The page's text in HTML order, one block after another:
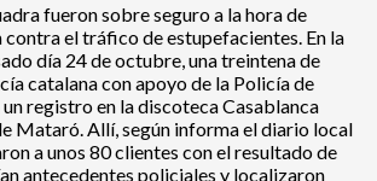
fueron sobre seguro a la hora de
contra el tráfico de estupefacientes. En la
día 24 de octubre, una treintena de
catalana con apoyo de la Policía de
registro en la discoteca Casablanca
Mataró. Allí, según informa el diario local
a unos 80 clientes con el resultado de
antecedentes policiales y localizaron